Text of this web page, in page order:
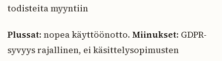
todisteita myyntiin
Plussat: nopea käyttöönotto. Miinukset: GDPR-
syvyys rajallinen, ei käsittelysopimusten